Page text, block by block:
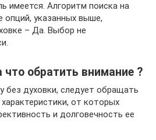
имеется. Алгоритм поиска на
опций, указанных выше,
– Да. Выбор не
что обратить внимание ?
без духовки, следует обращать
от которых
и долговечность ее